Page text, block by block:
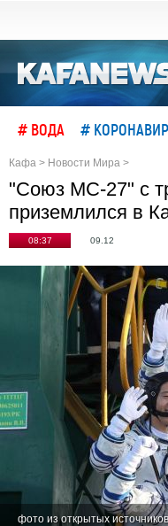
# ВОДА #
Кафа > Новости Мира >
"Союз МС-27" с
приземлился в
08:37 09.12
фото из открытых источников